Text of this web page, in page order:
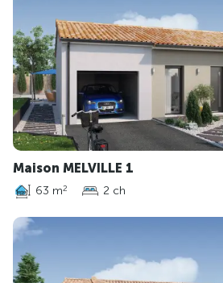
Maison MELVILLE 1
63 m2 2 ch